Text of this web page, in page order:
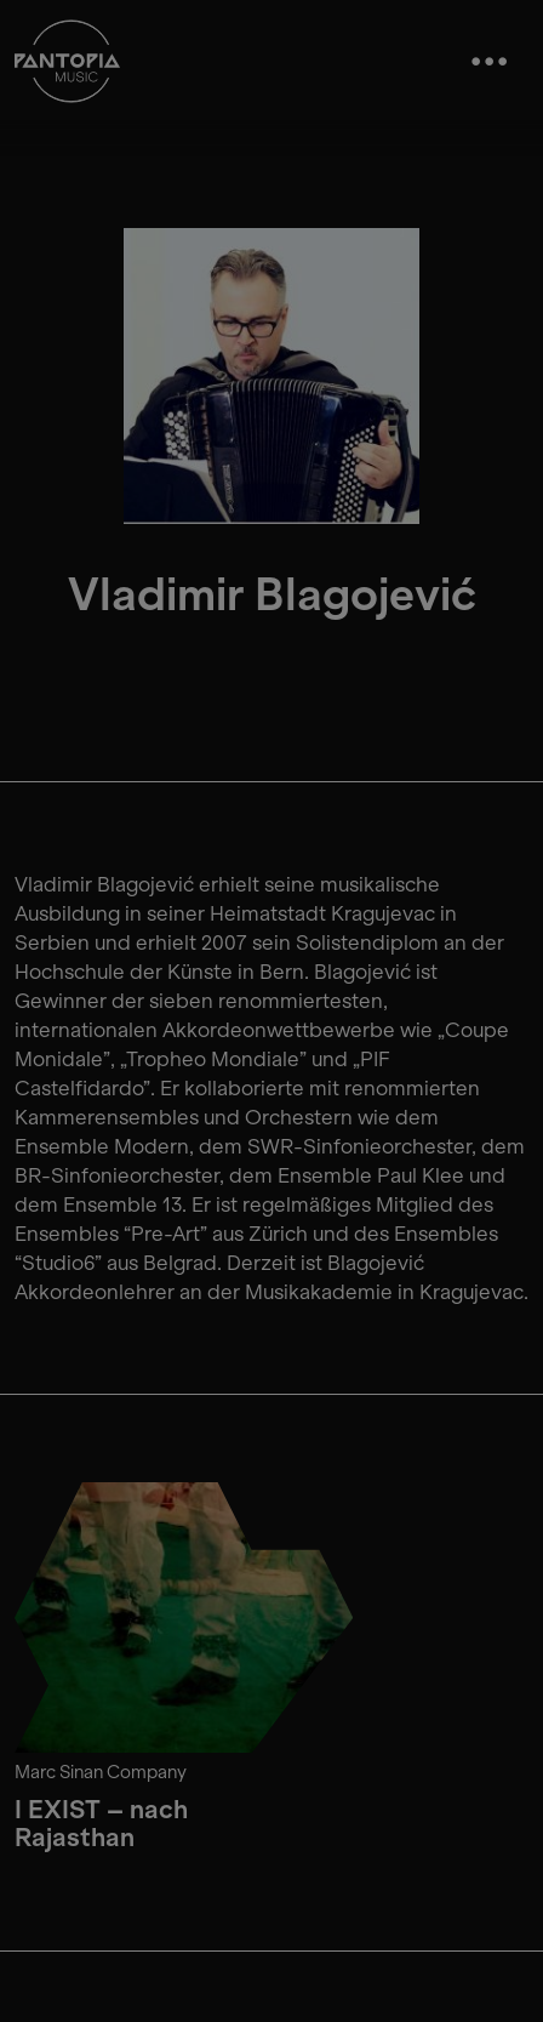
Vladimir Blagojević
Vladimir Blagojević erhielt seine musikalische
Ausbildung in seiner Heimatstadt Kragujevac in
Serbien und erhielt 2007 sein Solistendiplom an der
Hochschule der Künste in Bern. Blagojević ist
Gewinner der sieben renommiertesten,
internationalen Akkordeonwettbewerbe wie „Coupe
Monidale”, „Tropheo Mondiale” und „PIF
Castelfidardo”. Er kollaborierte mit renommierten
Kammerensembles und Orchestern wie dem
Ensemble Modern, dem SWR-Sinfonieorchester, dem
BR-Sinfonieorchester, dem Ensemble Paul Klee und
dem Ensemble 13. Er ist regelmäßiges Mitglied des
Ensembles “Pre-Art” aus Zürich und des Ensembles
“Studio6” aus Belgrad. Derzeit ist Blagojević
Akkordeonlehrer an der Musikakademie in Kragujevac.
Marc Sinan Company
I EXIST – nach
Rajasthan